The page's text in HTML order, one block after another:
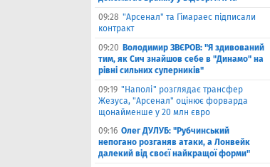
09:28 "Арсенал" та Гімараес підписали
контракт
09:20 Володимир ЗВЄРОВ: "Я здивований
тим, як Сич знайшов себе в "Динамо" на
рівні сильних суперників"
09:19 "Наполі" розглядає трансфер
Жезуса, "Арсенал" оцінює форварда
щонайменше у 20 млн євро
09:16 Олег ДУЛУБ: "Рубчинський
непогано розганяв атаки, а Лонвейк
далекий від своєї найкращої форми"